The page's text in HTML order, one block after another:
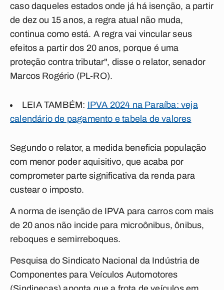
caso daqueles estados onde já há isenção, a partir
de dez ou 15 anos, a regra atual não muda,
continua como está. A regra vai vincular seus
efeitos a partir dos 20 anos, porque é uma
proteção contra tributar", disse o relator, senador
Marcos Rogério (PL-RO).
LEIA TAMBÉM: IPVA 2024 na Paraíba: veja
calendário de pagamento e tabela de valores
Segundo o relator, a medida beneficia população
com menor poder aquisitivo, que acaba por
comprometer parte significativa da renda para
custear o imposto.
A norma de isenção de IPVA para carros com mais
de 20 anos não incide para microônibus, ônibus,
reboques e semirreboques.
Pesquisa do Sindicato Nacional da Indústria de
Componentes para Veículos Automotores